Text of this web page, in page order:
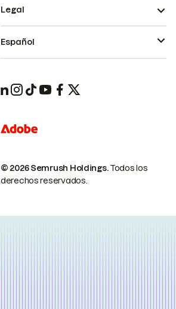
© 2026 Semrush Holdings.Todos los
derechos reservados.
Legal
Español